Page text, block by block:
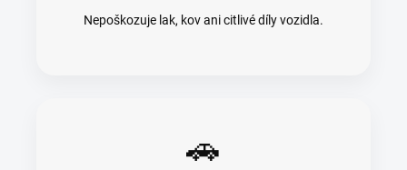
Nepoškozuje lak, kov ani citlivé díly vozidla.
🚗